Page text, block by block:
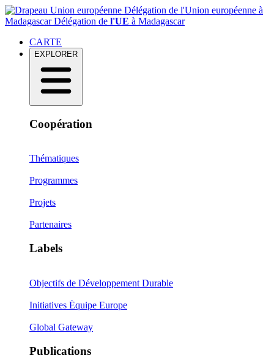
Délégation de l'Union européenne à
MadagascarDélégation de l'UE à Madagascar
CARTE
EXPLORER
Coopération
Thématiques
Programmes
Projets
Partenaires
Labels
Objectifs de Développement Durable
Initiatives Équipe Europe
Global Gateway
Publications